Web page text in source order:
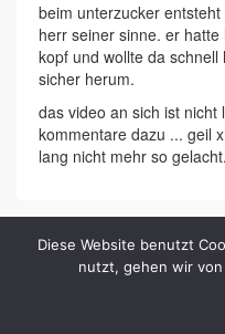
beim unterzucker
herr seiner sinne. er
kopf und wollte da
sicher herum.
das video an sich ist
kommentare dazu ... geil
lang nicht mehr so gelacht.
Diese Website benutzt
nutzt, gehen wir